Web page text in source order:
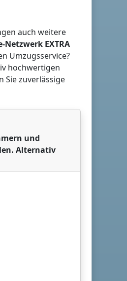
auch weitere
Netzwerk EXTRA
Umzugsservice?
hochwertigen
Sie zuverlässige
und
Alternativ